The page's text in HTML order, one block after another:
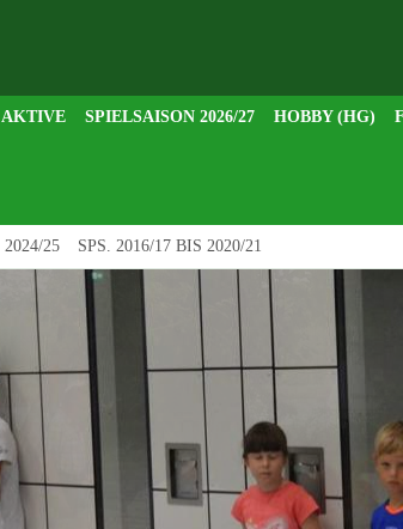
SPIELSAISON 2026/27 HOBBY (HG)
2024/25 SPS. 2016/17 BIS 2020/21